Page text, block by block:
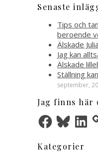
Senaste
Tips och
beroende
Älskade Julia
Jag kan
Älskade
Ställning
september,
Jag finns här
FacebookBluesky
Kategorier